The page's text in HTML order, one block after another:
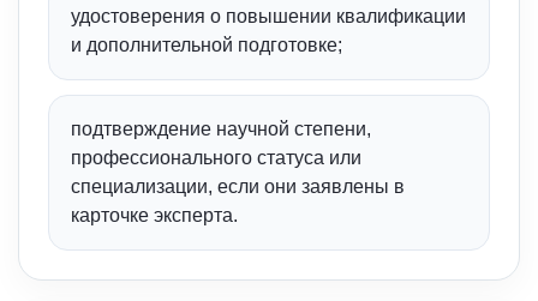
удостоверения о повышении квалификации
и дополнительной подготовке;
подтверждение научной степени,
профессионального статуса или
специализации, если они заявлены в
карточке эксперта.